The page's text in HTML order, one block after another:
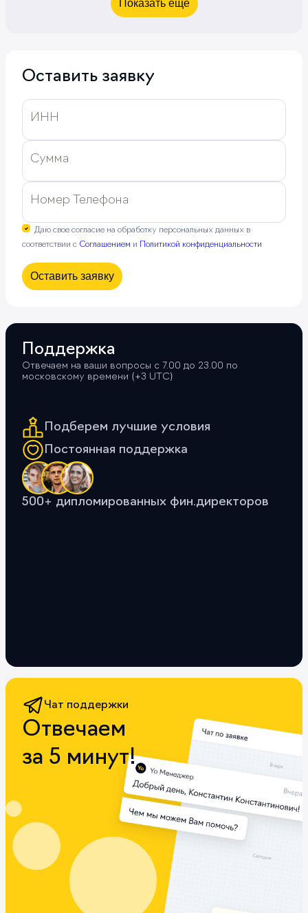
Показать еще
Оставить заявку
ИНН
Сумма
Номер Телефона
Даю свое согласие на обработку персональных данных в
соответствии с Соглашением и Политикой конфиденциальности
Оставить заявку
Поддержка
Отвечаем на ваши вопросы с 7.00 до 23.00 по
московскому времени (+3 UTС)
Подберем лучшие условия
Постоянная поддержка
500+ дипломированных фин.директоров
Чат поддержки
Отвечаем
за 5 минут!